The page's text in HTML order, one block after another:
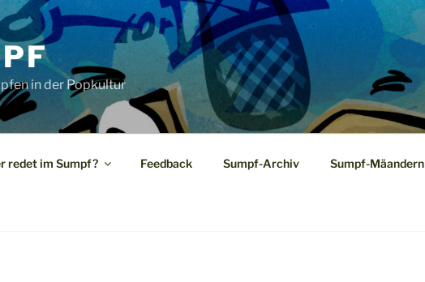
in der Popkultur
redet im Sumpf? Feedback Sumpf-Archiv Sumpf-Mäandern